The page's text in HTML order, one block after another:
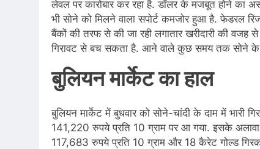
लेवल पर कारोबार कर रहा है. डॉलर के मजबूत होने का
भी सोने को मिलने वाला सपोर्ट कमजोर हुआ है. फेडरल
बैंकों की तरफ से की जा रही लगातार खरीदारी की
गिरावट से बच सकता है. आने वाले कुछ समय तक सोने के
बुल‍ियन मार्केट का हाल
बुल‍ियन मार्केट में बुधवार को सोने-चांदी के दाम में भारी
141,220 रुपये प्रत‍ि 10 ग्राम पर आ गया. इसके
117,683 रुपये प्रत‍ि 10 ग्राम और 18 कैरेट गोल्‍ड